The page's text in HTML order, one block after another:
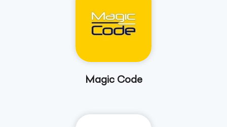
Magic Code